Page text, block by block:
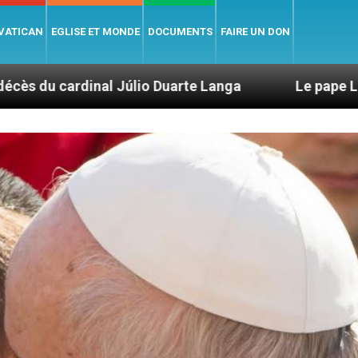
EGLISE ET MONDE DOCUMENTS FAIRE UN DON
Duarte Langa Le pape Léon XIV évoque